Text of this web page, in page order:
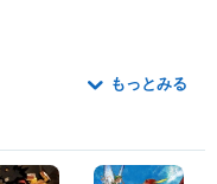
もっとみる